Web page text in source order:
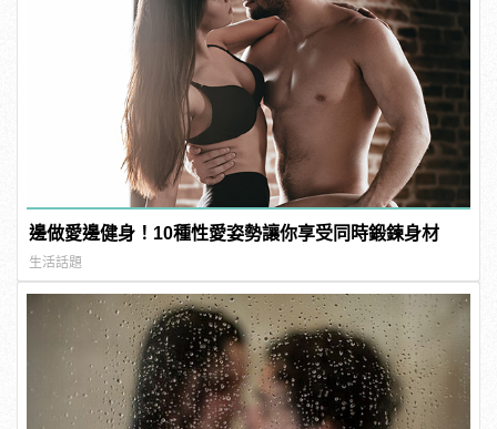
邊做愛邊健身！10種性愛姿勢讓你享受同時鍛鍊身材
生活話題